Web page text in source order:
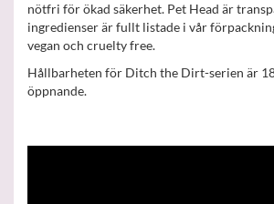
nötfri för ökad säkerhet. Pet Head är
ingredienser är fullt listade i vår
vegan och cruelty free.
Hållbarheten för Ditch the Dirt-serien är
öppnande.